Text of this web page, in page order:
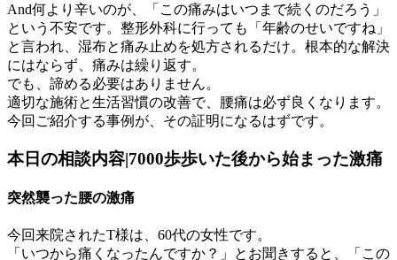
And何より辛いのが、「この痛みはいつまで続くのだろう」
という不安です。整形外科に行っても「年齢のせいですね」
と言われ、湿布と痛み止めを処方されるだけ。根本的な解決
にはならず、痛みは繰り返す。
でも、諦める必要はありません。
適切な施術と生活習慣の改善で、腰痛は必ず良くなります。
今回ご紹介する事例が、その証明になるはずです。
本日の相談内容|7000歩歩いた後から始まった激痛
突然襲った腰の激痛
今回来院されたT様は、60代の女性です。
「いつから痛くなったんですか？」とお聞きすると、「この